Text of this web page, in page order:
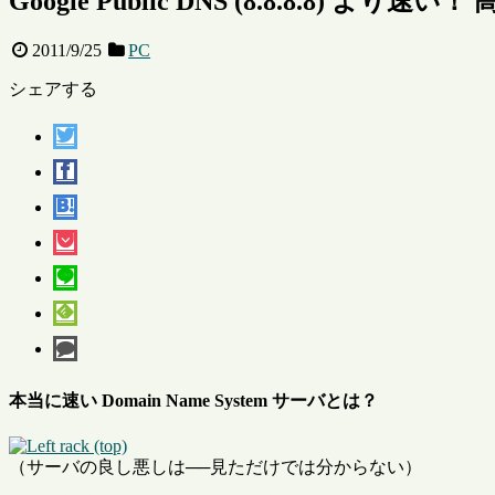
2011/9/25 PC
シェアする
本当に速い Domain Name System サーバとは？
（サーバの良し悪しは──見ただけでは分からない）